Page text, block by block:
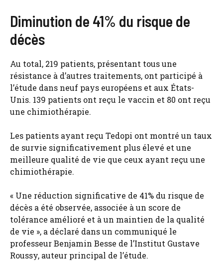
Diminution de 41% du risque de
décès
Au total, 219 patients, présentant tous une
résistance à d’autres traitements, ont participé à
l’étude dans neuf pays européens et aux États-
Unis. 139 patients ont reçu le vaccin et 80 ont reçu
une chimiothérapie.
Les patients ayant reçu Tedopi ont montré un taux
de survie significativement plus élevé et une
meilleure qualité de vie que ceux ayant reçu une
chimiothérapie.
« Une réduction significative de 41% du risque de
décès a été observée, associée à un score de
tolérance amélioré et à un maintien de la qualité
de vie », a déclaré dans un communiqué le
professeur Benjamin Besse de l’Institut Gustave
Roussy, auteur principal de l’étude.